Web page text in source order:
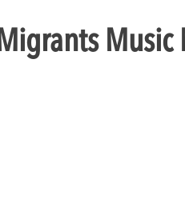
Music